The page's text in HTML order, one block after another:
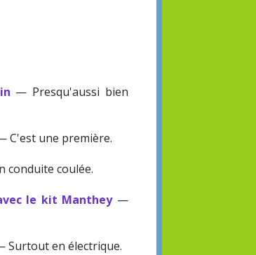
— Presqu'aussi bien
C'est une première.
conduite coulée.
le kit Manthey—
Surtout en électrique.